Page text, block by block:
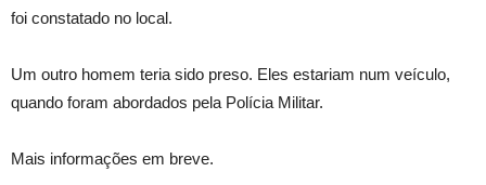
foi constatado no local.
Um outro homem teria sido preso. Eles estariam num veículo,
quando foram abordados pela Polícia Militar.
Mais informações em breve.